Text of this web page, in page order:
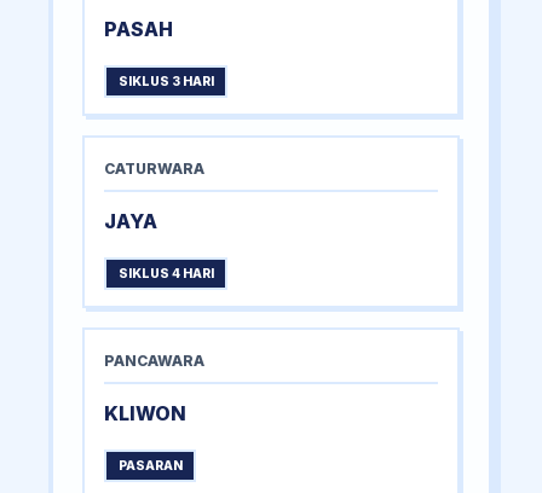
PASAH
SIKLUS 3 HARI
CATURWARA
JAYA
SIKLUS 4 HARI
PANCAWARA
KLIWON
PASARAN